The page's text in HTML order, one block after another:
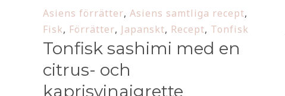
Asiens förrätter, Asiens samtliga recept,
Fisk, Förrätter, Japanskt, Recept, Tonfisk
Tonfisk sashimi med en
citrus- och
kaprisvinaigrette